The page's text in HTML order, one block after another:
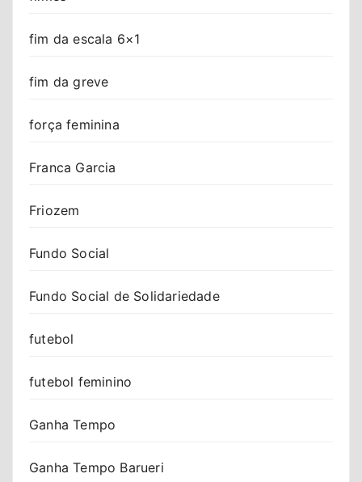
fim da escala 6×1
fim da greve
força feminina
Franca Garcia
Friozem
Fundo Social
Fundo Social de Solidariedade
futebol
futebol feminino
Ganha Tempo
Ganha Tempo Barueri